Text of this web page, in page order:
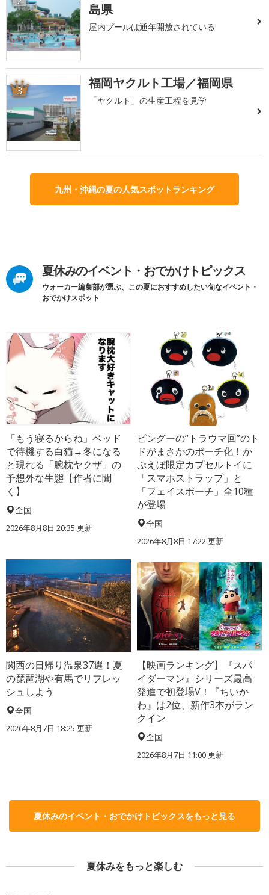
島県
屋内プールは通年開放されている
3 福岡ヤクルト工場／福岡県
「ヤクルト」の生産工程を見学
九州・沖縄の夏の人気スポットランキング
夏休みのイベント・おでかけトピックス
ウォーカー編集部が選ぶ、この夏におすすめしたい旬なイベント・
おでかけスポット
「もう寝るからね」ベッド
で待機する白猫→冬になる
と現れる「腕枕ヤクザ」の
予想外な生態【作者に聞
く】
全国
2026年8月8日 20:35 更新
ピングーの“トラウマ回”のト
ドがまさかのポーチ化！か
ぷえぼ限定カプセルトイに
「スマホストラップ」と
「フェイスポーチ」全10種
が登場
全国
2026年8月8日 17:22更新
関西の日帰り温泉37選！夏
の琵琶湖や有馬でリフレッ
シュしよう
全国
2026年8月7日 18:25 更新
【映画ランキング】『スパ
イダーマン』シリーズ最高
発進で初登場V！『ちいか
わ』は2位、新作3本がラン
クイン
全国
2026年8月7日 11:00更新
夏休みのイベント・おでかけトピックスをもっと見る
夏休みをもっと楽しむ